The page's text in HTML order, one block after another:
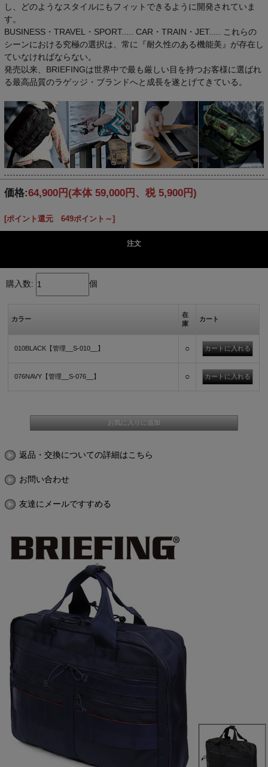
し、どのようなスタイルにもフィットできるように開発されていま
す。
BUSINESS・TRAVEL・SPORT..... CAR・TRAIN・JET..... これらの
シーンにおける究極の選択は、常に『耐久性のある機能美』が存在し
ていなければならない。
発売以来、BRIEFINGは世界中で最も厳しい目を持つお客様に選ばれ
る最高品質のラゲッジ・ブランドへと成長を遂とげてきている。
価格:64,900円 (本体 59,000円、税 5,900円)
[ポイント還元 649ポイント～]
注文
購入数: 個
カラー
在
庫
カート
010BLACK【管理__S-010__】 ○
076NAVY【管理__S-076__】 ○
返品・交換についての詳細はこちら
お問い合わせ
友達にメールですすめる